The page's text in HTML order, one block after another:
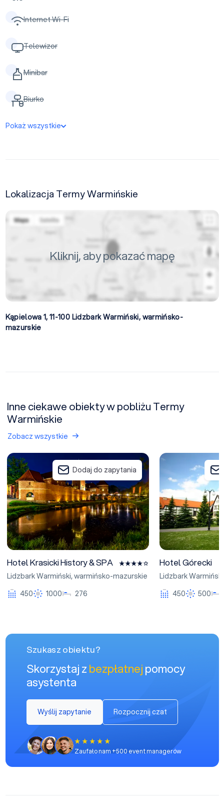
Internet Wi-Fi
Telewizor
Minibar
Biurko
Pokaż wszystkie
Lokalizacja Termy Warmińskie
Kliknij, aby pokazać mapę
Kąpielowa 1, 11-100 Lidzbark Warmiński, warmińsko-
mazurskie
Inne ciekawe obiekty w pobliżu Termy
Warmińskie
Zobacz wszystkie
Hotel Krasicki History & SPA
Dodaj do zapytania
Hotel Krasicki History & SPA
Lidzbark Warmiński,warmińsko-mazurskie
450
1000 276
Hotel Górecki
Hotel Górecki
Lidzbark Warmiński
450
500
Szukasz obiektu?
Skorzystaj zbezpłatnejpomocy
asystenta
Wyślij zapytanie Rozpocznij czat
Zaufało nam +500 event managerów